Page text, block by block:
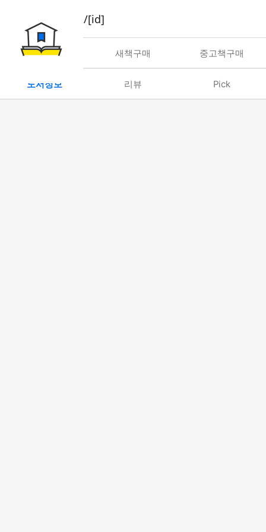
book/rent/[id]
대여 새책구매 중고책구매
도서정보 리뷰 Pick